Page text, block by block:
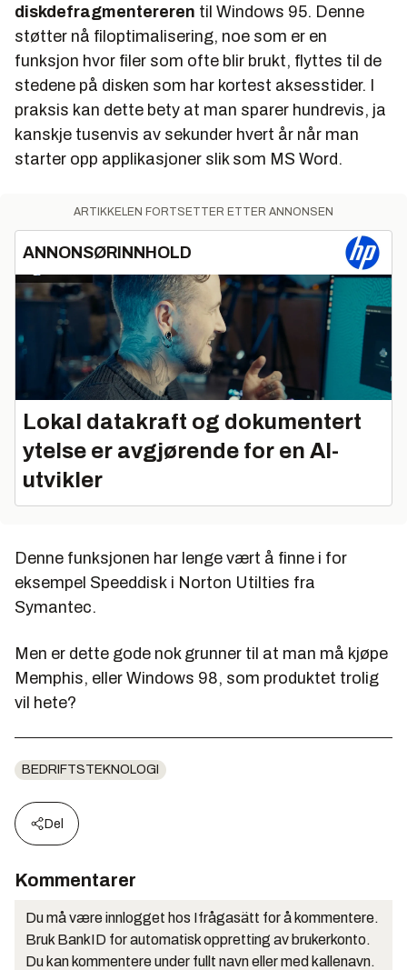
diskdefragmentereren til Windows 95. Denne
støtter nå filoptimalisering, noe som er en
funksjon hvor filer som ofte blir brukt, flyttes til de
stedene på disken som har kortest aksesstider. I
praksis kan dette bety at man sparer hundrevis, ja
kanskje tusenvis av sekunder hvert år når man
starter opp applikasjoner slik som MS Word.
ARTIKKELEN FORTSETTER ETTER ANNONSEN
ANNONSØRINNHOLD
Lokal datakraft og dokumentert
ytelse er avgjørende for en AI-
utvikler
Denne funksjonen har lenge vært å finne i for
eksempel Speeddisk i Norton Utilties fra
Symantec.
Men er dette gode nok grunner til at man må kjøpe
Memphis, eller Windows 98, som produktet trolig
vil hete?
BEDRIFTSTEKNOLOGI
Del
Kommentarer
Du må være innlogget hos Ifrågasätt for å kommentere.
Bruk BankID for automatisk oppretting av brukerkonto.
Du kan kommentere under fullt navn eller med kallenavn.